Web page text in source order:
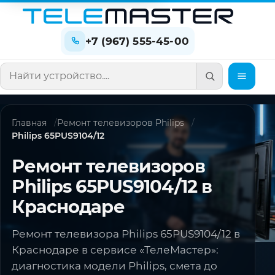
+7 (967) 555-45-00
Поиск по сайту
Главная
Ремонт телевизоров Philips
Philips 65PUS9104/12
Ремонт телевизоров
Philips 65PUS9104/12 в
Краснодаре
Ремонт телевизора Philips 65PUS9104/12 в
Краснодаре в сервисе «ТелеМастер»:
диагностика модели Philips, смета до